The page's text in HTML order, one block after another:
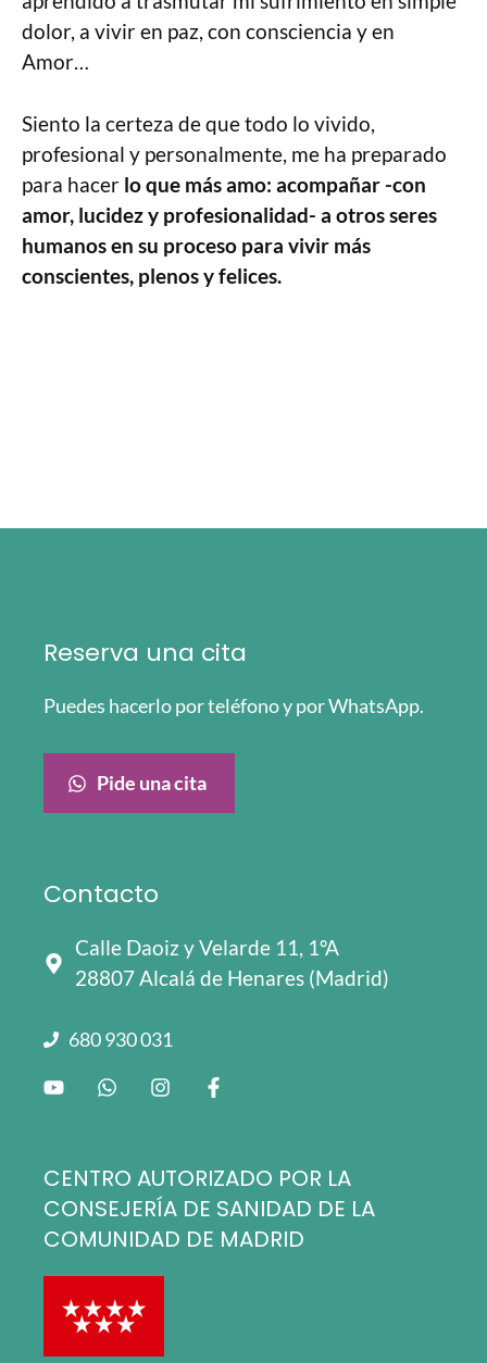
dolor, a vivir en paz, con consciencia y en
Amor…
Siento la certeza de que todo lo vivido,
profesional y personalmente, me ha preparado
para hacer lo que más amo: acompañar -con
amor, lucidez y profesionalidad- a otros seres
humanos en su proceso para vivir más
conscientes, plenos y felices.
Reserva una cita
Puedes hacerlo por teléfono y por WhatsApp.
Pide una cita
Contacto
Calle Daoiz y Velarde 11, 1ºA
28807 Alcalá de Henares (Madrid)
680 930 031
CENTRO AUTORIZADO POR LA
CONSEJERÍA DE SANIDAD DE LA
COMUNIDAD DE MADRID